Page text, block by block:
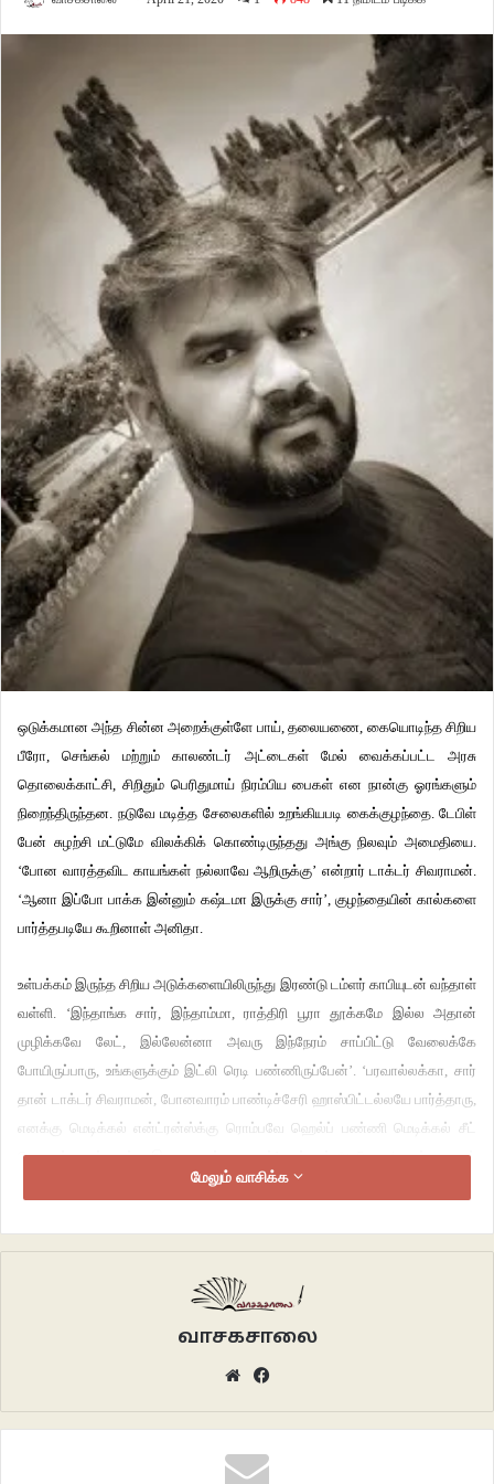
ஒடுக்கமான அந்த சின்ன அறைக்குள்ளே பாய், தலையணை, கையொடிந்த சிறிய
பீரோ, செங்கல் மற்றும் காலண்டர் அட்டைகள் மேல் வைக்கப்பட்ட அரசு
தொலைக்காட்சி, சிறிதும் பெரிதுமாய் நிரம்பிய பைகள் என நான்கு ஓரங்களும்
நிறைந்திருந்தன. நடுவே மடித்த சேலைகளில் உறங்கியபடி கைக்குழந்தை. டேபிள்
பேன் சுழற்சி மட்டுமே விலக்கிக் கொண்டிருந்தது அங்கு நிலவும் அமைதியை.
‘போன வாரத்தவிட காயங்கள் நல்லாவே ஆறிருக்கு’ என்றார் டாக்டர் சிவராமன்.
‘ஆனா இப்போ பாக்க இன்னும் கஷ்டமா இருக்கு சார்’, குழந்தையின் கால்களை
பார்த்தபடியே கூறினாள் அனிதா.
உள்பக்கம் இருந்த சிறிய அடுக்களையிலிருந்து இரண்டு டம்ளர் காபியுடன் வந்தாள்
வள்ளி. ‘இந்தாங்க சார், இந்தாம்மா, ராத்திரி பூரா தூக்கமே இல்ல அதான்
முழிக்கவே லேட், இல்லேன்னா அவரு இந்நேரம் சாப்பிட்டு வேலைக்கே
போயிருப்பாரு, உங்களுக்கும் இட்லி ரெடி பண்ணிருப்பேன்’. ‘பரவால்லக்கா, சார்
தான் டாக்டர் சிவராமன், போனவாரம் பாண்டிச்சேரி ஹாஸ்பிட்டல்லயே பார்த்தாரு,
எனக்கு மெடிக்கல் என்ட்ரன்ஸ்க்கு ரொம்பவே ஹெல்ப் பண்ணி மெடிக்கல் சீட்
கெடைக்க வச்சதுக்கு இவரு தான் காரணம்’ என்றாள் அனிதா. ‘முகம் ஞாபகம்
இருக்கு’ என்று மெல்லிய புன்னகையுடன் கைகள் தானாய் கூப்பி இறங்கியது
‘இல்ல சார், மருந்தோ புண்ணியமோ மறுபடியும் நடக்கல, நடந்தா தாங்கிக்கிற
நெலமையும் இல்ல’ என்றபடி குழந்தையை வெறித்திருந்தாள் வள்ளி.
‘கவலப்படாதீங்கக்கா ஆண்டவன் புண்ணியத்துல இனி ஏதும் நடக்காது’,
ஆசுவாசபடுத்தினாள் அனிதா. ‘புண்ணியம் இருந்தா ஏன்மா இப்டி இல்லாத
மூத்தவனுக்கே மூணு தடவ. அவன் இப்போவே பாதி வெந்துபோய் தான்
மேலும் வாசிக்க
வாசகசாலை
Website